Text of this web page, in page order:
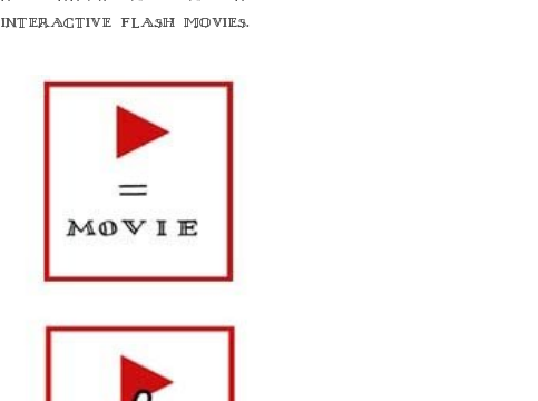
interactive flash movies.